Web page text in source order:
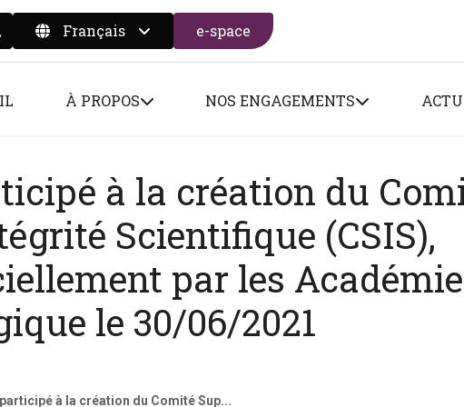
the search form
Français e-space
À PROPOS NOS ENGAGEMENTS
à la création du
Scientifique (CSIS),
par les
le 30/06/2021
participé à la création du Comité Sup...